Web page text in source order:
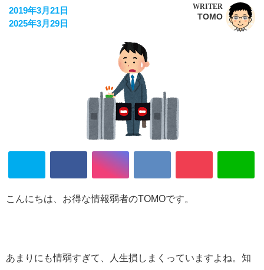
2019年3月21日
2025年3月29日
WRITER
TOMO
こんにちは、お得な情報弱者のTOMOです。
あまりにも情弱すぎて、人生損しまくっていますよね。知